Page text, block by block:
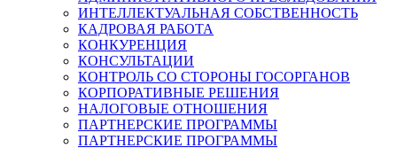
ИНТЕЛЛЕКТУАЛЬНАЯ СОБСТВЕННОСТЬ
КАДРОВАЯ РАБОТА
КОНКУРЕНЦИЯ
КОНСУЛЬТАЦИИ
КОНТРОЛЬ СО СТОРОНЫ ГОСОРГАНОВ
КОРПОРАТИВНЫЕ РЕШЕНИЯ
НАЛОГОВЫЕ ОТНОШЕНИЯ
ПАРТНЕРСКИЕ ПРОГРАММЫ
ПАРТНЕРСКИЕ ПРОГРАММЫ